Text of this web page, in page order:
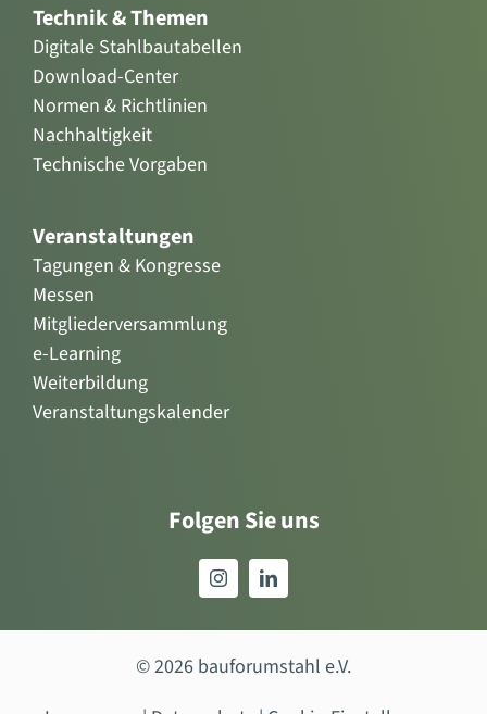
Technik & Themen
Digitale Stahlbautabellen
Download-Center
Normen & Richtlinien
Nachhaltigkeit
Technische Vorgaben
Veranstaltungen
Tagungen & Kongresse
Messen
Mitgliederversammlung
e-Learning
Weiterbildung
Veranstaltungskalender
Folgen Sie uns
© 2026 bauforumstahl e.V.